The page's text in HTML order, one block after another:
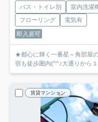
バス・トイレ別 室内洗濯
フローリング
電気有
即入居可
★都心に輝く一番星～角部屋
宿も徒歩圏内(^^♪大通りから
賃貸マンション